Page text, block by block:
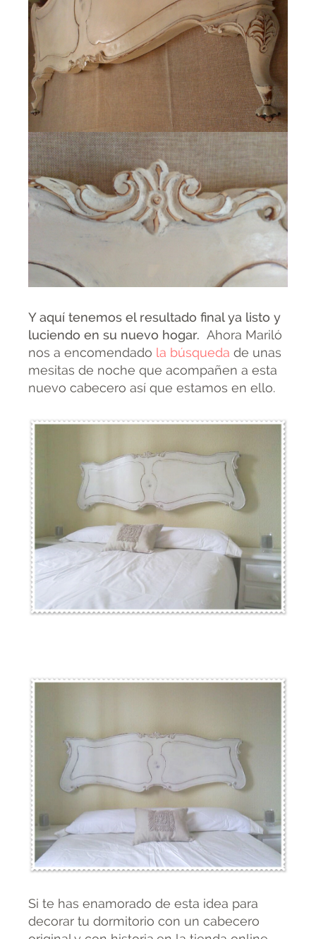
Y aquí tenemos el resultado final ya listo y
luciendo en su nuevo hogar. Ahora Mariló
nos a encomendado la búsqueda de unas
mesitas de noche que acompañen a esta
nuevo cabecero así que estamos en ello.
Si te has enamorado de esta idea para
decorar tu dormitorio con un cabecero